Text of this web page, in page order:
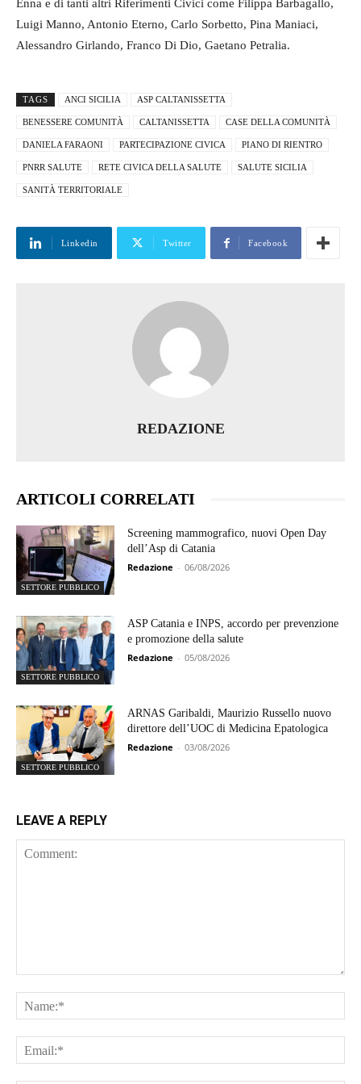
Enna e di tanti altri Riferimenti Civici come Filippa Barbagallo,
Luigi Manno, Antonio Eterno, Carlo Sorbetto, Pina Maniaci,
Alessandro Girlando, Franco Di Dio, Gaetano Petralia.
TAGS ANCI SICILIA ASP CALTANISSETTA
BENESSERE COMUNITÀ CALTANISSETTA CASE DELLA COMUNITÀ
DANIELA FARAONI PARTECIPAZIONE CIVICA PIANO DI RIENTRO
PNRR SALUTE RETE CIVICA DELLA SALUTE SALUTE SICILIA
SANITÀ TERRITORIALE
Linkedin Twitter Facebook
REDAZIONE
ARTICOLI CORRELATI
SETTORE PUBBLICO
Screening mammografico, nuovi Open Day
dell’Asp di Catania
Redazione - 06/08/2026
SETTORE PUBBLICO
ASP Catania e INPS, accordo per prevenzione
e promozione della salute
Redazione - 05/08/2026
SETTORE PUBBLICO
ARNAS Garibaldi, Maurizio Russello nuovo
direttore dell’UOC di Medicina Epatologica
Redazione - 03/08/2026
LEAVE A REPLY